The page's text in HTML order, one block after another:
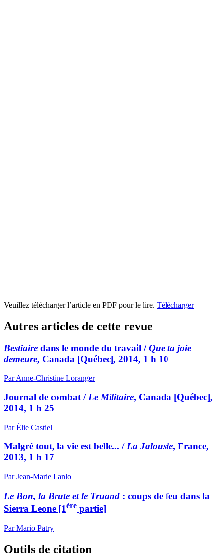
Veuillez télécharger l’article en PDF pour le lire. Télécharger
Autres articles de cette revue
Bestiaire dans le monde du travail /Que ta joie
demeure, Canada [Québec], 2014, 1 h 10
Par Anne-Christine Loranger
Journal de combat / Le Militaire, Canada [Québec],
2014, 1 h 25
Par Élie Castiel
Malgré tout, la vie est belle... /La Jalousie, France,
2013, 1 h 17
Par Jean-Marie Lanlo
Le Bon, la Brute et le Truand : coups de feu dans la
Sierra Leone [1ère partie]
Par Mario Patry
Outils de citation